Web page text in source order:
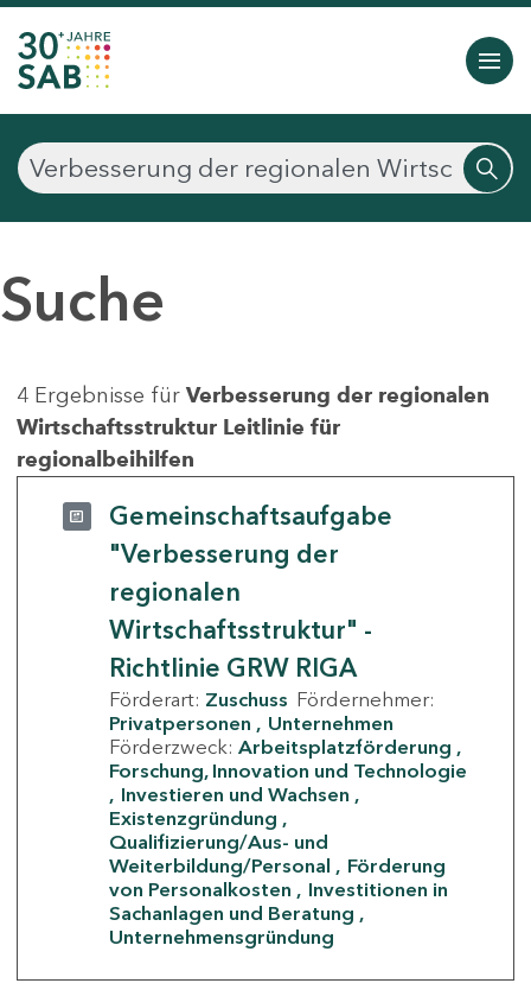
Suche
4 Ergebnisse für Verbesserung der regionalen
Wirtschaftsstruktur Leitlinie für
regionalbeihilfen
Gemeinschaftsaufgabe
"Verbesserung der
regionalen
Wirtschaftsstruktur" -
Richtlinie GRW RIGA
Förderart: Zuschuss Fördernehmer:
Privatpersonen
Unternehmen
Förderzweck: Arbeitsplatzförderung
Forschung, Innovation und Technologie
Investieren und Wachsen
Existenzgründung
Qualifizierung/Aus- und
Weiterbildung/Personal
Förderung
von Personalkosten
Investitionen in
Sachanlagen und Beratung
Unternehmensgründung